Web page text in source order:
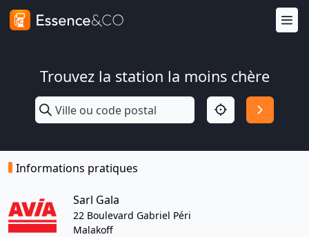
Trouvez la station la moins chère
Informations pratiques
Sarl Gala
22 Boulevard Gabriel Péri
Malakoff